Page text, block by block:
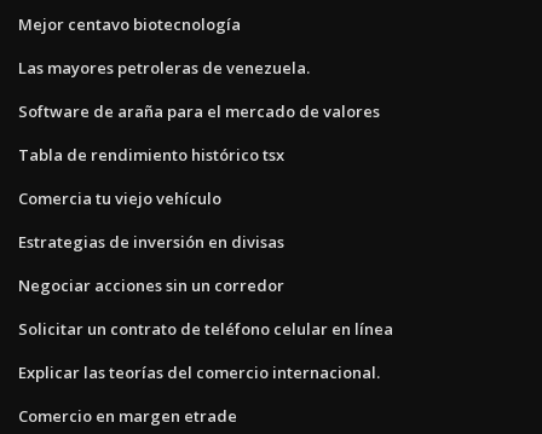
Mejor centavo biotecnología
Las mayores petroleras de venezuela.
Software de araña para el mercado de valores
Tabla de rendimiento histórico tsx
Comercia tu viejo vehículo
Estrategias de inversión en divisas
Negociar acciones sin un corredor
Solicitar un contrato de teléfono celular en línea
Explicar las teorías del comercio internacional.
Comercio en margen etrade